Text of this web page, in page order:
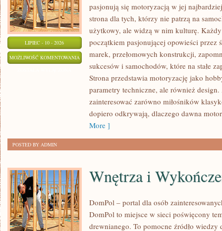
LIPIEC - 10 - 2026
MOŻLIWOŚĆ KOMENTOWANIA WYDARZENIA
SPOTKANIA
KLASYKÓW
pasjonują się motoryzacją w jej
strona dla tych, którzy nie patrzą na
użytkowy, ale widzą w nim kulturę.
początkiem pasjonującej opowieści przez
marek, przełomowych konstrukcji,
sukcesów i samochodów, które na stałe
Strona przedstawia motoryzację jako
parametry techniczne, ale również
zainteresować zarówno miłośników
dopiero odkrywają, dlaczego dawna
More ]
POSTED BY ADMIN
Wnętrza i
DomPol – portal dla osób
DomPol to miejsce w sieci poświęcony
drewnianego. To pomocne źródło